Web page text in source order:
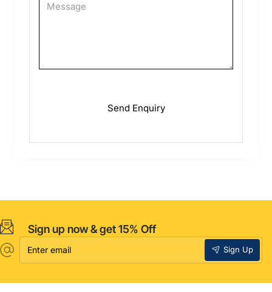
Sign up now & get 15% Off
Enter
email
Sign Up